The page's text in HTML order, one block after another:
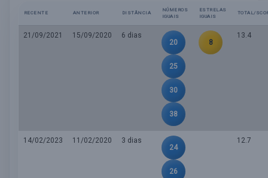
RECENTE ANTERIOR DISTÂNCIA
NÚMEROS
IGUAIS
ESTRELAS
IGUAIS
TOTAL/
21/09/2021 15/09/2020
6 dias
20
25
30
38
8
13.4
14/02/2023 11/02/2020
3 dias
24
26
12.7